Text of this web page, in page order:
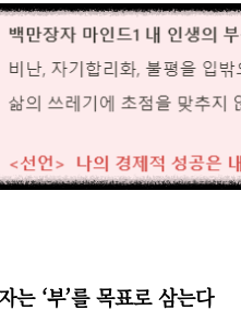
는 ‘부’를 목표로 삼는다